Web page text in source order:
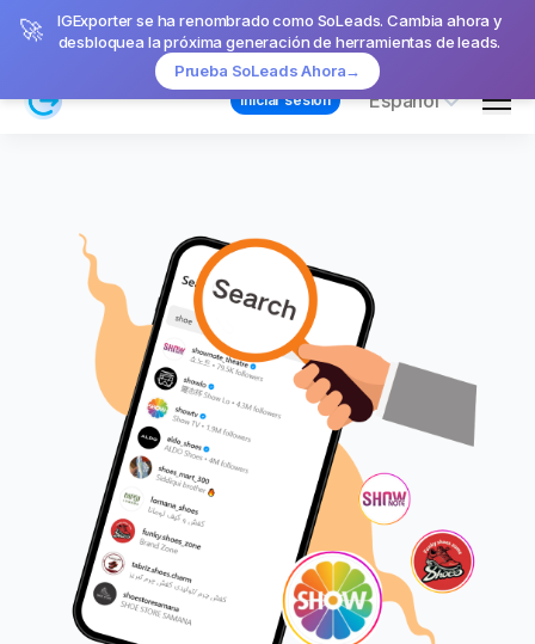
🚀
IGExporter se ha renombrado como SoLeads. Cambia ahora y
desbloquea la próxima generación de herramientas de leads.
Prueba SoLeads Ahora→
Iniciar sesión Español